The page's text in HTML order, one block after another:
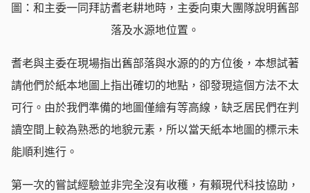
圖：和主委一同拜訪耆老耕地時，主委向東大團隊說明舊部
落及水源地位置。
耆老與主委在現場指出舊部落與水源的的方位後，本想試著
請他們於紙本地圖上指出確切的地點，卻發現這個方法不太
可行。由於我們準備的地圖僅繪有等高線，缺乏居民們在判
讀空間上較為熟悉的地貌元素，所以當天紙本地圖的標示未
能順利進行。
第一次的嘗試經驗並非完全沒有收穫，有賴現代科技協助，